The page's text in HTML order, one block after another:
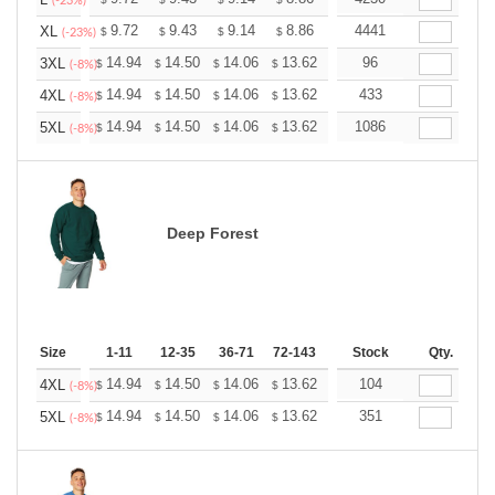
XL (-23%) $ 9.72 $ 9.43 $ 9.14 $ 8.86 8.57
4441
3XL (-8%)$ 14.94 $ 14.50 $ 14.06 $ 13.62 13.17
96
4XL (-8%)$ 14.94 $ 14.50 $ 14.06 $ 13.62 13.17
433
5XL (-8%)$ 14.94 $ 14.50 $ 14.06 $ 13.62 13.17
1086
Deep Forest
Size 1-11 12-35 36-71 72-143 144-287 288 + More
Stock Qty.
4XL (-8%)$ 14.94 $ 14.50 $ 14.06 $ 13.62 13.17
104
5XL (-8%)$ 14.94 $ 14.50 $ 14.06 $ 13.62 13.17
351